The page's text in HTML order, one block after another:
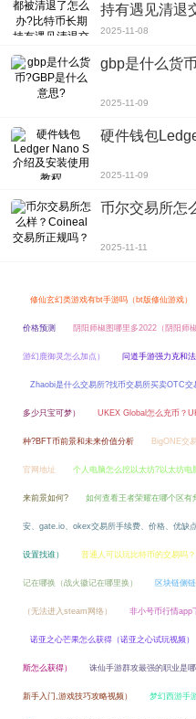
持有遇见清退
2025-11-08
gbp是什么货
2025-11-09
硬件钱包
2025-11-09
币尔交易所怎
2025-11-11
修仙玄幻类游戏有bt手游吗（bt版修仙游戏）
价格预测 阴阳师椒图哪里多2022（阴阳师
游幻鹿御灵怎么加点） 问道手游强力克和
Zhaobi是什么交易所?找币交易所买卖OTC交
多少只宝可梦） UKEX Global怎么充币？
种?BFT币前景和未来价值分析 BigONE交
官网地址 个人电脑怎么挖以太坊?以太坊电
来前景如何? 如何查看王者荣耀在哪个区有
安、gate.io、okex交易所手续费、价格、优缺
设置找谁） 普通人可以玩比特币的交易吗
记在哪换（战火徽记在哪里换） 区块链侧
（无法进入steam网络） 非小号币行情app
诺亚之心芒果怎么获得（诺亚之心试玩视频）
斯怎么获得） 诛仙手游群攻最强的职业是
新手入门,游戏技巧攻略视频） 梦幻西游手